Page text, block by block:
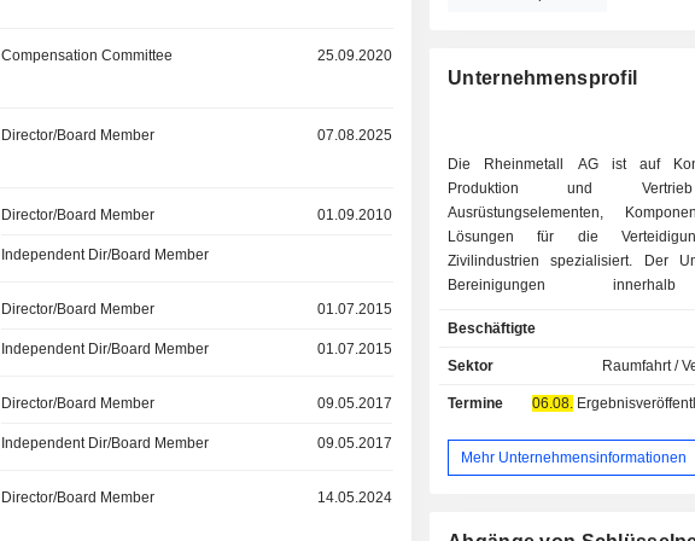
Compensation Committee 25.09.2020
Director/Board Member 07.08.2025
Director/Board Member 01.09.2010
Independent Dir/Board Member
Director/Board Member 01.07.2015
Independent Dir/Board Member 01.07.2015
Director/Board Member 09.05.2017
Independent Dir/Board Member 09.05.2017
Director/Board Member 14.05.2024
Unternehmensprofil
Die Rheinmetall AG ist auf
Produktion und
Ausrüstungselementen,
Lösungen für die
Zivilindustrien spezialisiert. Der
Bereinigungen
Verkauf befindliche
folgt auf die verschiedenen
einsetzbare Rad- und
Unterstützungsfahrzeuge,
Spezialfahrzeuge); - Waffen- und
Beschäftigte
Sektor Raumfahrt /
Termine 06.08.
Mehr Unternehmensinformationen